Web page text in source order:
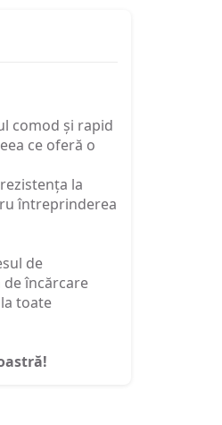
comod și rapid
ce oferă o
la
întreprinderea
de
încărcare
toate